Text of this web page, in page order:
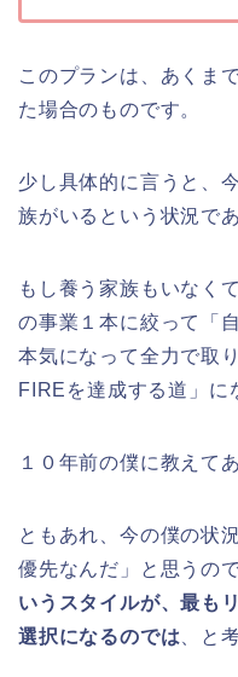
このプランは、あくま
た場合のものです。
少し具体的に言うと、
族がいるという状況で
もし養う家族もいなく
の事業１本に絞って「
本気になって全力で取
FIREを達成する道」に
１０年前の僕に教えて
ともあれ、今の僕の状
優先なんだ」と思うの
いうスタイルが、最も
選択になるのでは 、と